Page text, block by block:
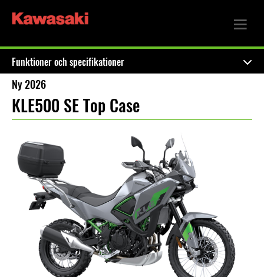
Funktioner och specifikationer
Ny 2026
KLE500 SE Top Case